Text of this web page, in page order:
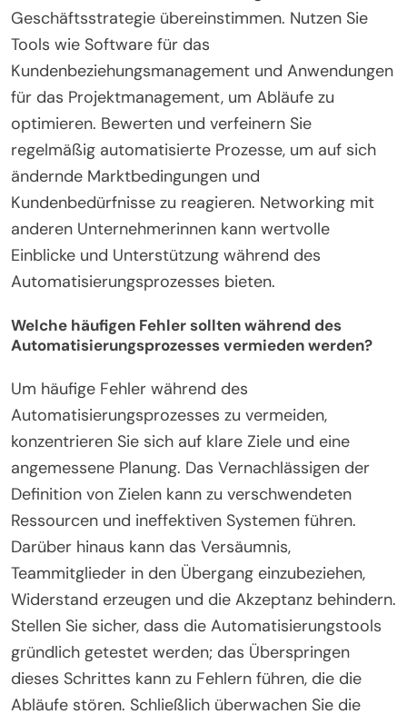
Geschäftsstrategie übereinstimmen. Nutzen Sie
Tools wie Software für das
Kundenbeziehungsmanagement und Anwendungen
für das Projektmanagement, um Abläufe zu
optimieren. Bewerten und verfeinern Sie
regelmäßig automatisierte Prozesse, um auf sich
ändernde Marktbedingungen und
Kundenbedürfnisse zu reagieren. Networking mit
anderen Unternehmerinnen kann wertvolle
Einblicke und Unterstützung während des
Automatisierungsprozesses bieten.
Welche häufigen Fehler sollten während des
Automatisierungsprozesses vermieden werden?
Um häufige Fehler während des
Automatisierungsprozesses zu vermeiden,
konzentrieren Sie sich auf klare Ziele und eine
angemessene Planung. Das Vernachlässigen der
Definition von Zielen kann zu verschwendeten
Ressourcen und ineffektiven Systemen führen.
Darüber hinaus kann das Versäumnis,
Teammitglieder in den Übergang einzubeziehen,
Widerstand erzeugen und die Akzeptanz behindern.
Stellen Sie sicher, dass die Automatisierungstools
gründlich getestet werden; das Überspringen
dieses Schrittes kann zu Fehlern führen, die die
Abläufe stören. Schließlich überwachen Sie die